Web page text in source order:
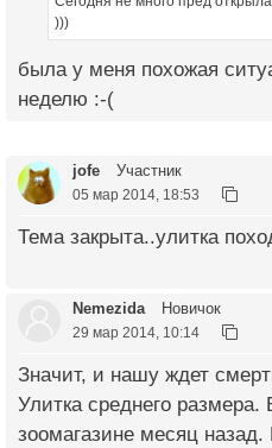
)))
была у меня похожая
неделю :-(
jofe Участник
05 мар 2014, 18:53
Тема закрыта..улитка
Nemezida Новичок
29 мар 2014, 10:14
Значит, и нашу ждет
Улитка среднего размера.
зоомагазине месяц